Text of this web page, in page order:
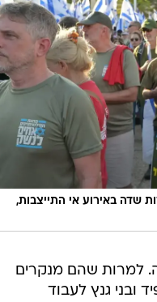
שדה באירוע אי התייצבות,
למרות שהם מנקרים
ובני גנץ לעבוד